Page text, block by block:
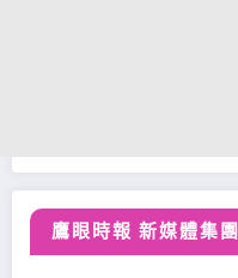
鷹眼時報 新媒體集團